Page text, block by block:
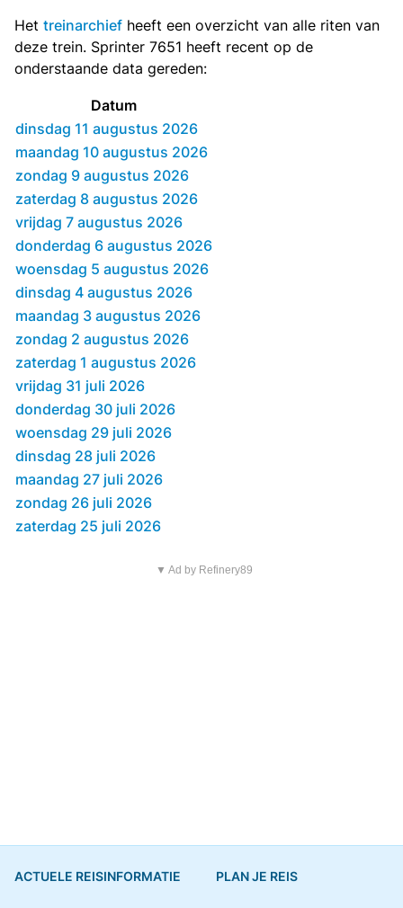
Het treinarchief heeft een overzicht van alle riten van
deze trein. Sprinter 7651 heeft recent op de
onderstaande data gereden:
Datum
dinsdag 11 augustus 2026
maandag 10 augustus 2026
zondag 9 augustus 2026
zaterdag 8 augustus 2026
vrijdag 7 augustus 2026
donderdag 6 augustus 2026
woensdag 5 augustus 2026
dinsdag 4 augustus 2026
maandag 3 augustus 2026
zondag 2 augustus 2026
zaterdag 1 augustus 2026
vrijdag 31 juli 2026
donderdag 30 juli 2026
woensdag 29 juli 2026
dinsdag 28 juli 2026
maandag 27 juli 2026
zondag 26 juli 2026
zaterdag 25 juli 2026
▼ Ad by Refinery89
ACTUELE REISINFORMATIE PLAN JE REIS